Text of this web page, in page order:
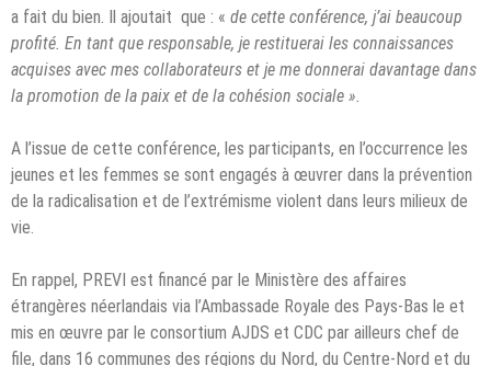
a fait du bien. Il ajoutait que : « de cette conférence, j’ai beaucoup
profité. En tant que responsable, je restituerai les connaissances
acquises avec mes collaborateurs et je me donnerai davantage dans
la promotion de la paix et de la cohésion sociale ».
A l’issue de cette conférence, les participants, en l’occurrence les
jeunes et les femmes se sont engagés à œuvrer dans la prévention
de la radicalisation et de l’extrémisme violent dans leurs milieux de
vie.
En rappel, PREVI est financé par le Ministère des affaires
étrangères néerlandais via l’Ambassade Royale des Pays-Bas le et
mis en œuvre par le consortium AJDS et CDC par ailleurs chef de
file, dans 16 communes des régions du Nord, du Centre-Nord et du